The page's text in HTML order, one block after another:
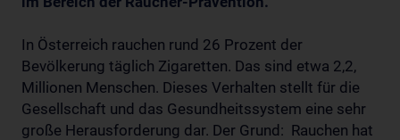
In Österreich rauchen rund 26 Prozent der
Bevölkerung täglich Zigaretten. Das sind etwa 2,2,
Millionen Menschen. Dieses Verhalten stellt für die
Gesellschaft und das Gesundheitssystem eine sehr
große Herausforderung dar. Der Grund: Rauchen hat